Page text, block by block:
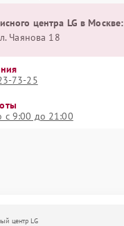
центра LG в Москве:
Чаянова 18
73-25
с 9:00 до 21:00
центр LG